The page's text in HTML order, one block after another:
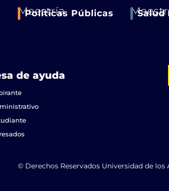
Maestría
Políticas Públicas Salud
de ayuda
© Derechos Reservados Universidad de los